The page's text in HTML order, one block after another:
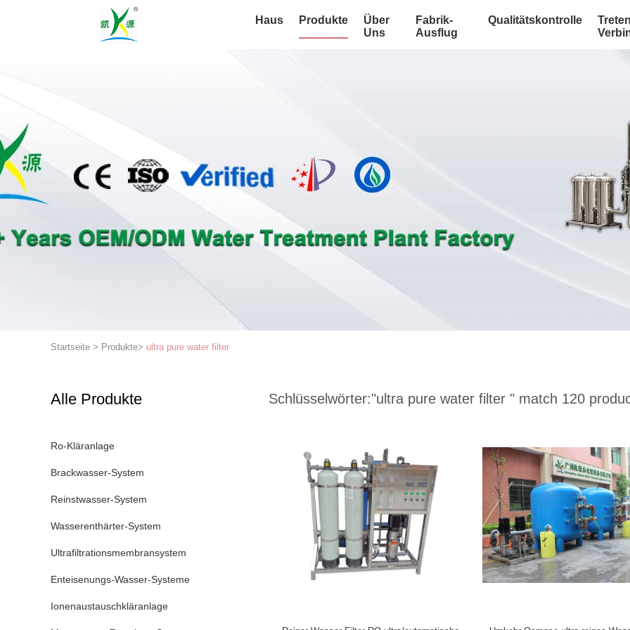
Haus Produkte
Über
Uns
Fabrik-
Ausflug
Qualitätskontrolle
Startseite > Produkte> ultra pure water filter
Alle Produkte
Ro-Kläranlage
Brackwasser-System
Reinstwasser-System
Wasserenthärter-System
Ultrafiltrationsmembransystem
Enteisenungs-Wasser-Systeme
Ionenaustauschkläranlage
Schlüsselwörter:"ultra pure water filter " match 120